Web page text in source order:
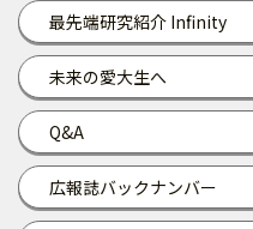
最先端研究紹介 Infinity
未来の愛大生へ
Q&A
広報誌バックナンバー